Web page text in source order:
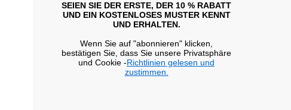
SEIEN SIE DER ERSTE, DER 10 % RABATT
UND EIN KOSTENLOSES MUSTER KENNT
UND ERHALTEN.
Wenn Sie auf "abonnieren" klicken,
bestätigen Sie, dass Sie unsere Privatsphäre
und Cookie -Richtlinien gelesen und
zustimmen.